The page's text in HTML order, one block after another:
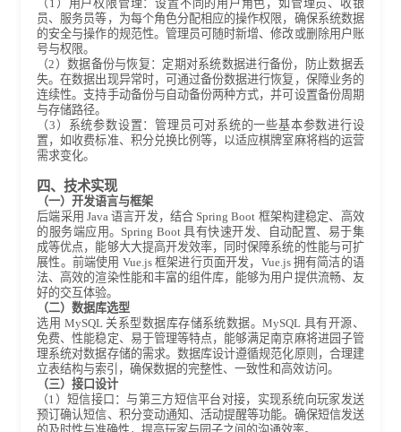
（1）用户权限管理：设置不同的用户角色，如管理员、收银
员、服务员等，为每个角色分配相应的操作权限，确保系统数据
的安全与操作的规范性。管理员可随时新增、修改或删除用户账
号与权限。
（2）数据备份与恢复：定期对系统数据进行备份，防止数据丢
失。在数据出现异常时，可通过备份数据进行恢复，保障业务的
连续性。支持手动备份与自动备份两种方式，并可设置备份周期
与存储路径。
（3）系统参数设置：管理员可对系统的一些基本参数进行设
置，如收费标准、积分兑换比例等，以适应棋牌室麻将档的运营
需求变化。
四、技术实现
（一）开发语言与框架
后端采用 Java 语言开发，结合 Spring Boot 框架构建稳定、高效
的服务端应用。Spring Boot 具有快速开发、自动配置、易于集
成等优点，能够大大提高开发效率，同时保障系统的性能与可扩
展性。前端使用 Vue.js 框架进行页面开发，Vue.js 拥有简洁的语
法、高效的渲染性能和丰富的组件库，能够为用户提供流畅、友
好的交互体验。
（二）数据库选型
选用 MySQL 关系型数据库存储系统数据。MySQL 具有开源、
免费、性能稳定、易于管理等特点，能够满足南京麻将进园子管
理系统对数据存储的需求。数据库设计遵循规范化原则，合理建
立表结构与索引，确保数据的完整性、一致性和高效访问。
（三）接口设计
（1）短信接口：与第三方短信平台对接，实现系统向玩家发送
预订确认短信、积分变动通知、活动提醒等功能。确保短信发送